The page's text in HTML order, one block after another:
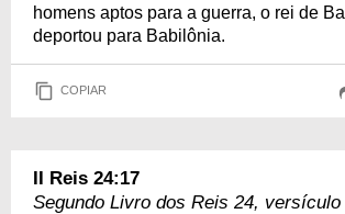
homens aptos para a guerra, o rei de
deportou para Babilônia.
COPIAR
II Reis 24:17
Segundo Livro dos Reis 24, versículo